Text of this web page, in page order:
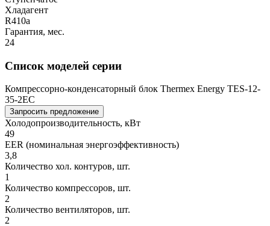
Хладагент
R410a
Гарантия, мес.
24
Список моделей серии
Компрессорно-конденсаторный блок Thermex Energy TES-12-
35-2EC
Запросить предложение
Холодопроизводительность, кВт
49
EER (номинальная энергоэффективность)
3,8
Количество хол. контуров, шт.
1
Количество компрессоров, шт.
2
Количество вентиляторов, шт.
2